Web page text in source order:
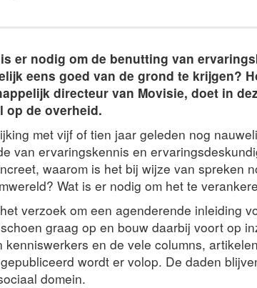
er nodig om de benutting van
eens goed van de grond te krijgen?
directeur van Movisie, doet in
op de overheid.
met vijf of tien jaar geleden nog
van ervaringskennis en
waarom is het bij wijze van spreken
Wat is er nodig om het te
verzoek om een agenderende inleiding
graag op en bouw daarbij voort op
en de vele columns,
wordt er volop. De daden
domein.